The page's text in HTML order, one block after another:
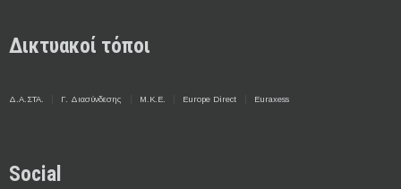
Δικτυακοί τόποι
Δ.Α.ΣΤΑ. Γ. Διασύνδεσης Μ.Κ.Ε. Europe Direct Euraxess
Social